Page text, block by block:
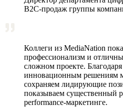
В2С-продаж группы
Коллеги из MediaNation
профессионализм и
сложном проекте.
инновационным решениям
сохраняем лидирующие
показываем существенный
performance-маркетинге.